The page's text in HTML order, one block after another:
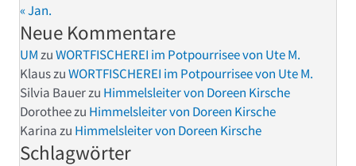
« Jan.
Neue Kommentare
UMzuWORTFISCHEREI im Potpourrisee von Ute M.
KlauszuWORTFISCHEREI im Potpourrisee von Ute M.
Silvia Bauerzu Himmelsleiter von Doreen Kirsche
Dorotheezu Himmelsleiter von Doreen Kirsche
Karinazu Himmelsleiter von Doreen Kirsche
Schlagwörter